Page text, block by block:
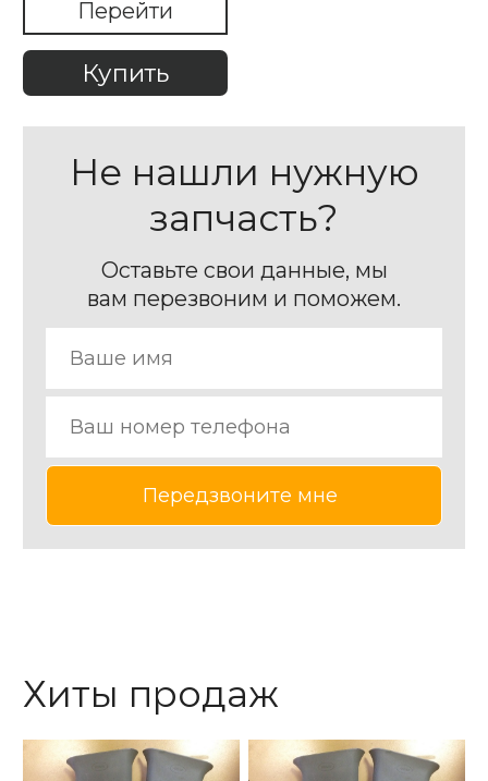
Перейти
Купить
Не нашли нужную
запчасть?
Оставьте свои данные, мы
вам перезвоним и поможем.
Хиты продаж